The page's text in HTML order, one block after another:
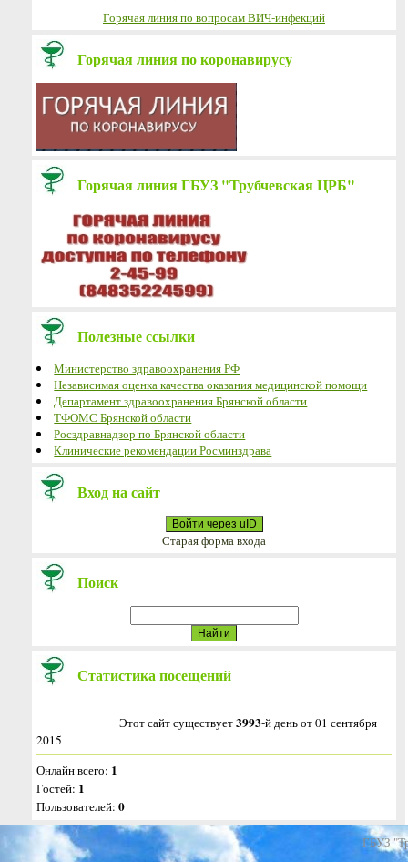
Горячая линия по вопросам ВИЧ-инфекций
Горячая линия по коронавирусу
Горячая линия ГБУЗ "Трубчевская ЦРБ"
Полезные ссылки
Министерство здравоохранения РФ
Независимая оценка качества оказания медицинской помощи
Департамент здравоохранения Брянской области
ТФОМС Брянской области
Росздравнадзор по Брянской области
Клинические рекомендации Росминздрава
Вход на сайт
Войти через uID
Старая форма входа
Поиск
Статистика посещений
Этот сайт существует3993-й день от 01 сентября
2015
Онлайн всего: 1
Гостей: 1
Пользователей: 0
ГБУЗ